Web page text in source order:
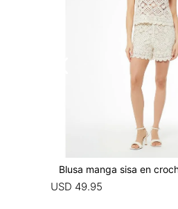
Blusa manga sisa en
USD 49.95